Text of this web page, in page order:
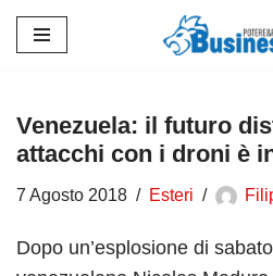
contenuto
Venezuela: il futuro
attacchi con i droni è
7 Agosto 2018 Esteri
Dopo un’esplosione di